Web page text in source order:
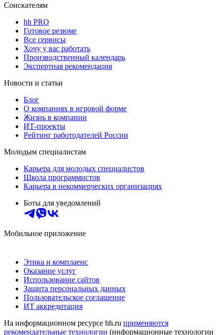
Соискателям
hh PRO
Готовое резюме
Все сервисы
Хочу у вас работать
Производственный календарь
Экспертная рекомендация
Новости и статьи
Блог
О компаниях в игровой форме
Жизнь в компании
ИТ-проекты
Рейтинг работодателей России
Молодым специалистам
Карьера для молодых специалистов
Школа программистов
Карьера в некоммерческих организациях
Боты для уведомлений
Мобильное приложение
Этика и комплаенс
Оказание услуг
Использование сайтов
Защита персональных данных
Пользовательское соглашение
ИТ аккредитация
На информационном ресурсе hh.ru применяются
рекомендательные технологии (информационные технологии